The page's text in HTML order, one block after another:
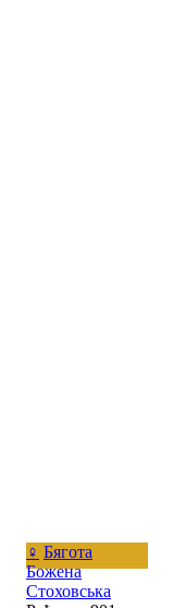
♀ Бягота
Божена
Стоховська